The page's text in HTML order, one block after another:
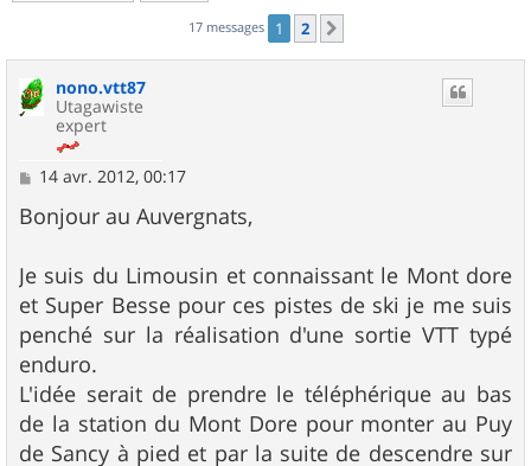
17 messages 1 2
nono.vtt87
Utagawiste
expert
M
s
s
g
e
14 avr. 2012, 00:17
Bonjour au Auvergnats,
Je suis du Limousin et connaissant le Mont dore
et Super Besse pour ces pistes de ski je me suis
penché sur la réalisation d'une sortie VTT typé
enduro.
L'idée serait de prendre le téléphérique au bas
de la station du Mont Dore pour monter au Puy
de Sancy à pied et par la suite de descendre sur